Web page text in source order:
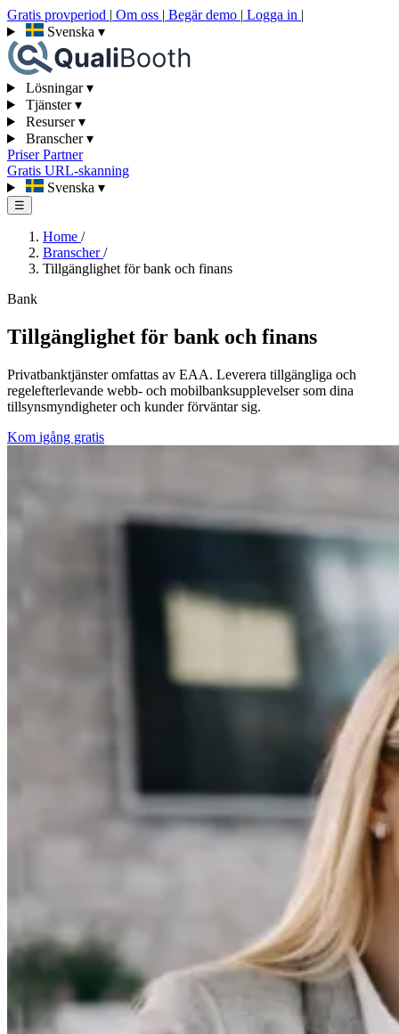
Gratis provperiod | Om oss | Begär demo | Logga in |
Svenska ▾
Lösningar▾
Tjänster▾
Resurser▾
Branscher▾
PriserPartner
Gratis URL-skanning
Svenska ▾
☰
Home /
Branscher/
Tillgänglighet för bank och finans
Bank
Tillgänglighet för bank och finans
Privatbanktjänster omfattas av EAA. Leverera tillgängliga och
regelefterlevande webb- och mobilbanksupplevelser som dina
tillsynsmyndigheter och kunder förväntar sig.
Kom igång gratis